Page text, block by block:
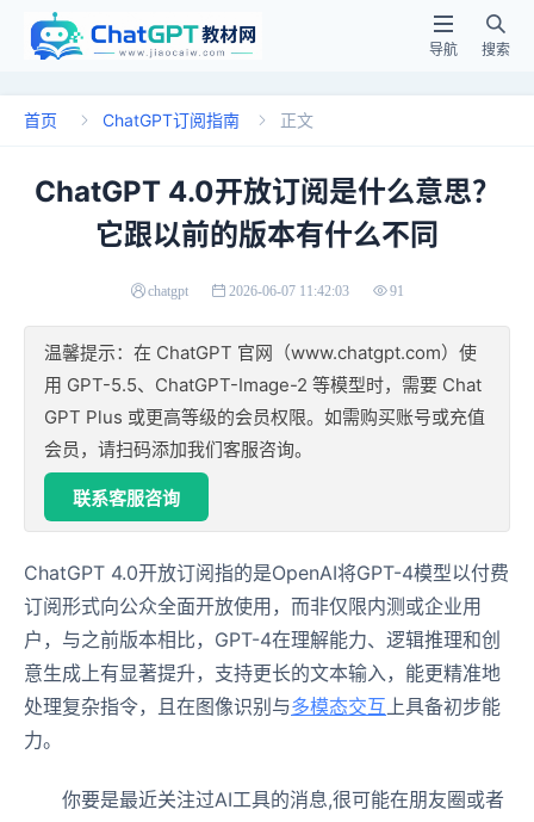

搜索

导航
首页  ChatGPT订阅指南  正文
ChatGPT 4.0开放订阅是什么意思？
它跟以前的版本有什么不同
chatgpt 2026-06-07 11:42:03 91
温馨提示：在 ChatGPT 官网（www.chatgpt.com）使
用 GPT-5.5、ChatGPT-Image-2 等模型时，需要 Chat
GPT Plus 或更高等级的会员权限。如需购买账号或充值
会员，请扫码添加我们客服咨询。
联系客服咨询
ChatGPT 4.0开放订阅指的是OpenAI将GPT-4模型以付费
订阅形式向公众全面开放使用，而非仅限内测或企业用
户，与之前版本相比，GPT-4在理解能力、逻辑推理和创
意生成上有显著提升，支持更长的文本输入，能更精准地
处理复杂指令，且在图像识别与多模态交互上具备初步能
力。
你要是最近关注过AI工具的消息,很可能在朋友圈或者